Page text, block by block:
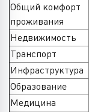
Общий комфорт
проживания
Недвижимость
Транспорт
Инфраструктура
Образование
Медицина